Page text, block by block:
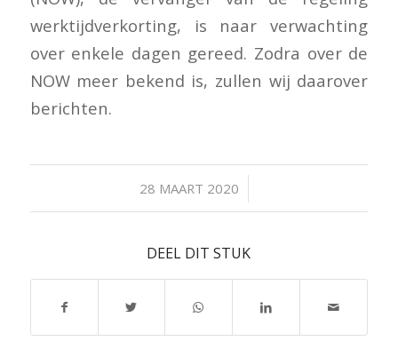
werktijdverkorting, is naar verwachting
over enkele dagen gereed. Zodra over de
NOW meer bekend is, zullen wij daarover
berichten.
28 MAART 2020
/
DEEL DIT STUK